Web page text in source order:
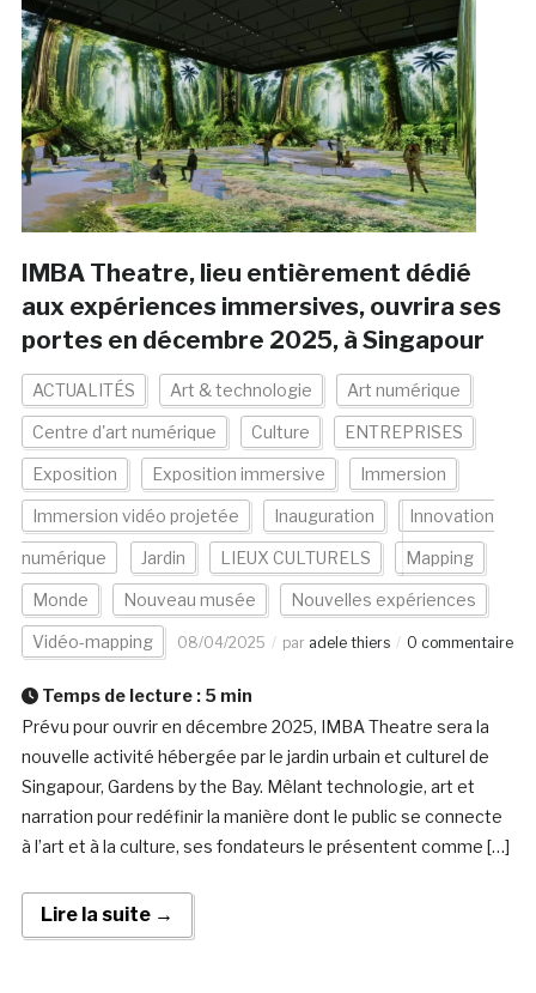
IMBA Theatre, lieu entièrement dédié
aux expériences immersives, ouvrira ses
portes en décembre 2025, à Singapour
ACTUALITÉS Art & technologie Art numérique
Centre d'art numérique Culture ENTREPRISES
Exposition Exposition immersive Immersion
Immersion vidéo projetée Inauguration Innovation
numérique Jardin LIEUX CULTURELS Mapping
Monde Nouveau musée Nouvelles expériences
Vidéo-mapping 08/04/2025 par adele thiers 0 commentaire
Temps de lecture : 5 min
Prévu pour ouvrir en décembre 2025, IMBA Theatre sera la
nouvelle activité hébergée par le jardin urbain et culturel de
Singapour, Gardens by the Bay. Mêlant technologie, art et
narration pour redéfinir la manière dont le public se connecte
à l’art et à la culture, ses fondateurs le présentent comme […]
Lire la suite →